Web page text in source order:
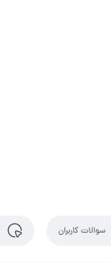
سوالات کاربران